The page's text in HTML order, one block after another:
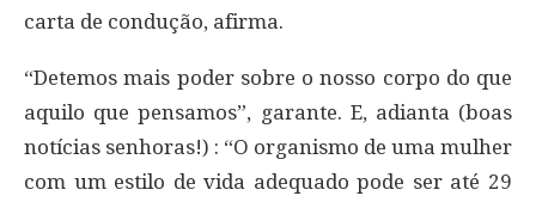
carta de condução, afirma.
“Detemos mais poder sobre o nosso corpo do que
aquilo que pensamos”, garante. E, adianta (boas
notícias senhoras!) : “O organismo de uma mulher
com um estilo de vida adequado pode ser até 29